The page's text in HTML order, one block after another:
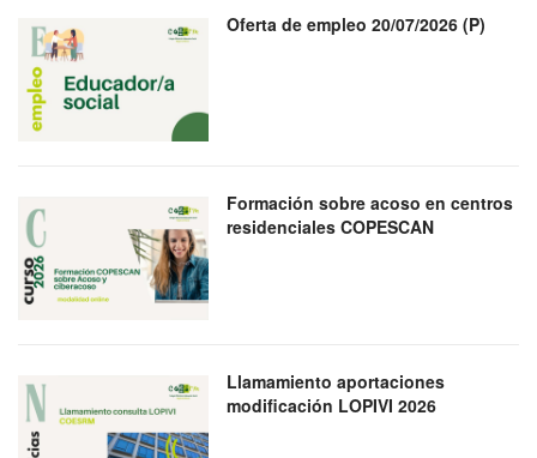
Oferta de empleo 20/07/2026 (P)
Formación sobre acoso en centros
residenciales COPESCAN
Llamamiento aportaciones
modificación LOPIVI 2026